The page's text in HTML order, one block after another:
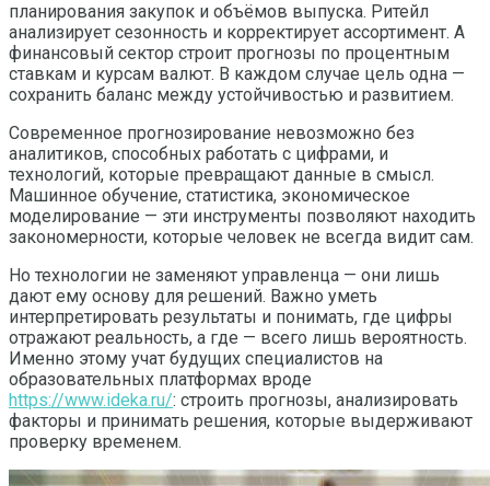
планирования закупок и объёмов выпуска. Ритейл
анализирует сезонность и корректирует ассортимент. А
финансовый сектор строит прогнозы по процентным
ставкам и курсам валют. В каждом случае цель одна —
сохранить баланс между устойчивостью и развитием.
Современное прогнозирование невозможно без
аналитиков, способных работать с цифрами, и
технологий, которые превращают данные в смысл.
Машинное обучение, статистика, экономическое
моделирование — эти инструменты позволяют находить
закономерности, которые человек не всегда видит сам.
Но технологии не заменяют управленца — они лишь
дают ему основу для решений. Важно уметь
интерпретировать результаты и понимать, где цифры
отражают реальность, а где — всего лишь вероятность.
Именно этому учат будущих специалистов на
образовательных платформах вроде
https://www.ideka.ru/: строить прогнозы, анализировать
факторы и принимать решения, которые выдерживают
проверку временем.